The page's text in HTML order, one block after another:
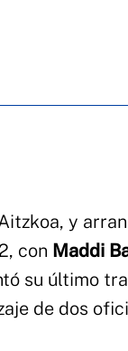
y
con Maddi
su último
de dos